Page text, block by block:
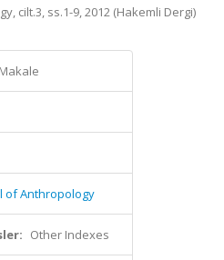
cilt.3, ss.1-9, 2012 (Hakemli Dergi)
of Anthropology
Other Indexes